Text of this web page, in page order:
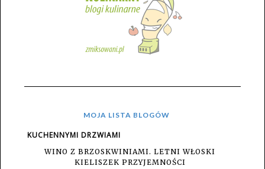
MOJA LISTA BLOGÓW
KUCHENNYMI DRZWIAMI
WINO Z BRZOSKWINIAMI. LETNI WŁOSKI
KIELISZEK PRZYJEMNOŚCI